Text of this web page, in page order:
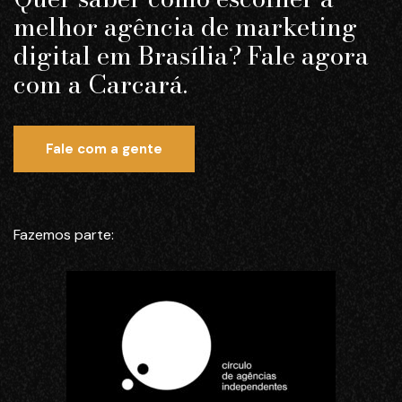
melhor agência de marketing
digital em Brasília? Fale agora
com a Carcará.
Fale com a gente
Fazemos parte: